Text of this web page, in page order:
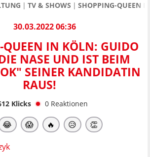
TV & SHOWS SHOPPING-QUEEN
30.03.2022 06:36
QUEEN IN KÖLN: GUIDO
NASE UND IST BEIM
SEINER KANDIDATIN
RAUS!
Klicks 0 Reaktionen
😂 😱 🔥 😥 👏